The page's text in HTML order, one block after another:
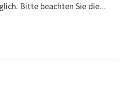
Bitte beachten Sie die...